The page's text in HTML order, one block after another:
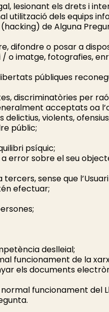
lesionant els drets i
utilització dels equips
de Alguna
difondre o posar a
/ o imatge, fotografies,
públiques
discriminatòries per
acceptats oa
violents,
públic;
psíquic;
error sobre el seu
sense que
efectuar;
deslleial;
funcionament de la
els documents
funcionament del